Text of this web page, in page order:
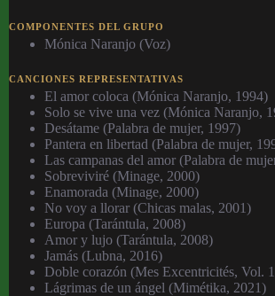
COMPONENTES DEL GRUPO
Mónica Naranjo (Voz)
CANCIONES REPRESENTATIVAS
El amor coloca (Mónica Naranjo, 1994)
Solo se vive una vez (Mónica Naranjo,
Desátame (Palabra de mujer, 1997)
Pantera en libertad (Palabra de mujer,
Las campanas del amor (Palabra de
Sobreviviré (Minage, 2000)
Enamorada (Minage, 2000)
No voy a llorar (Chicas malas, 2001)
Europa (Tarántula, 2008)
Amor y lujo (Tarántula, 2008)
Jamás (Lubna, 2016)
Doble corazón (Mes Excentricités, Vol.
Lágrimas de un ángel (Mimétika, 2021)